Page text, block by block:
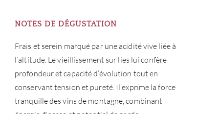
NOTES DE DÉGUSTATION
Frais et serein marqué par une acidité vive liée à
l’altitude. Le vieillissement sur lies lui confère
profondeur et capacité d’évolution tout en
conservant tension et pureté. Il exprime la force
tranquille des vins de montagne, combinant